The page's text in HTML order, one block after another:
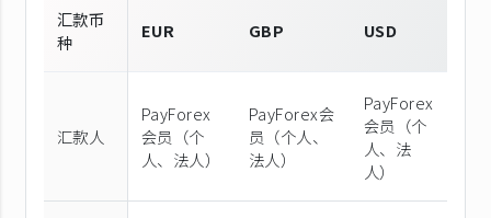
汇款币
种
EUR GBP USD
汇款人
PayForex
会员（个
人、法人）
PayForex会
员（个人、
法人）
PayForex
会员（个
人、法
人）